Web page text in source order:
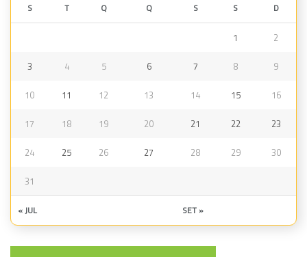
S T Q Q S S D
1 2
3 4 5 6 7 8 9
10 11 12 13 14 15 16
17 18 19 20 21 22 23
24 25 26 27 28 29 30
31
« JUL SET »